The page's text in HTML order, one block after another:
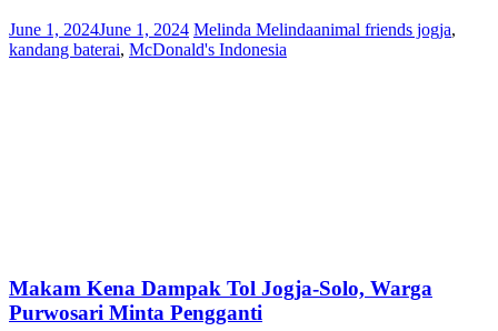
June 1, 2024June 1, 2024 Melinda Melindaanimal friends jogja,
kandang baterai, McDonald's Indonesia
Makam Kena Dampak Tol Jogja-Solo, Warga
Purwosari Minta Pengganti